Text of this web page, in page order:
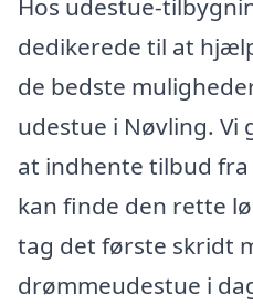
Hos udestue-
dedikerede til at
de bedste
udestue i Nøvling.
at indhente tilbud
kan finde den rette
tag det første skridt
drømmeudestue i